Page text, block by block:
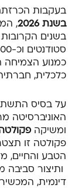
בעקבות
בשנת 2026
,
כמנוע הצמיחה
כלכלית,
על בסיס
האוניברסיטה
ומשיקה
פקולטה זו
הטבע והחיים,
ותיצור סביבה
דינמית,